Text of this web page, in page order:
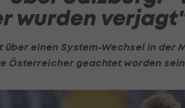
wurden
über einen System-Wechsel in der
Österreicher geachtet worden